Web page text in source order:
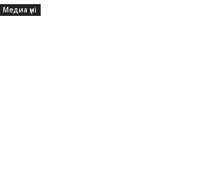
Медиа үні